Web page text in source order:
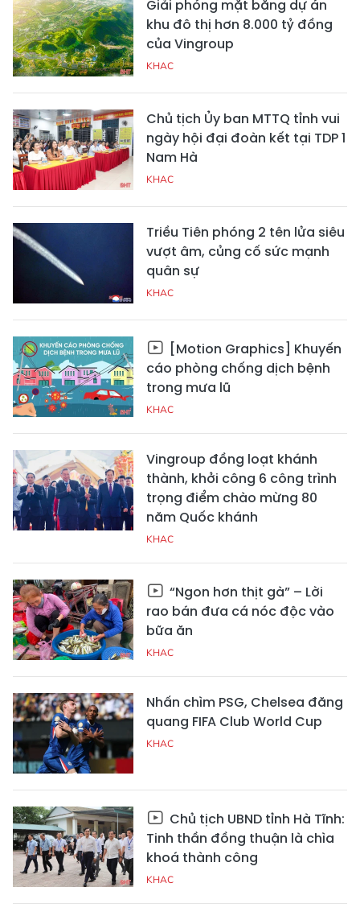
Giải phóng mặt bằng dự án
khu đô thị hơn 8.000 tỷ đồng
của Vingroup
KHAC
Chủ tịch Ủy ban MTTQ tỉnh vui
ngày hội đại đoàn kết tại TDP 1
Nam Hà
KHAC
Triều Tiên phóng 2 tên lửa siêu
vượt âm, củng cố sức mạnh
quân sự
KHAC
[Motion Graphics] Khuyến
cáo phòng chống dịch bệnh
trong mưa lũ
KHAC
Vingroup đồng loạt khánh
thành, khởi công 6 công trình
trọng điểm chào mừng 80
năm Quốc khánh
KHAC
“Ngon hơn thịt gà” – Lời
rao bán đưa cá nóc độc vào
bữa ăn
KHAC
Nhấn chìm PSG, Chelsea đăng
quang FIFA Club World Cup
KHAC
Chủ tịch UBND tỉnh Hà Tĩnh:
Tinh thần đồng thuận là chìa
khoá thành công
KHAC